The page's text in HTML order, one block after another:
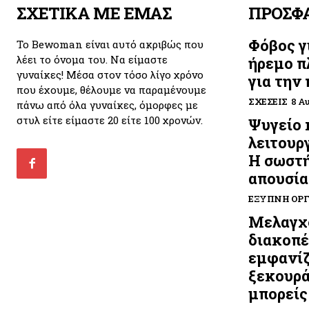
ΣΧΕΤΙΚΑ ΜΕ ΕΜΑΣ
Το Bewoman είναι αυτό ακριβώς που
λέει το όνομα του. Να είμαστε
γυναίκες! Μέσα στον τόσο λίγο χρόνο
που έχουμε, θέλουμε να παραμένουμε
πάνω από όλα γυναίκες, όμορφες με
στυλ είτε είμαστε 20 είτε 100 χρονών.
Φόβος
ήρεμο
για την
ΣΧΈΣΕΙΣ 8
Ψυγείο
Η
απουσία
ΈΞΥΠΝΗ